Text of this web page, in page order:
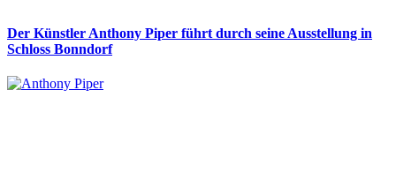
Der Künstler Anthony Piper führt durch seine Ausstellung in
Schloss Bonndorf